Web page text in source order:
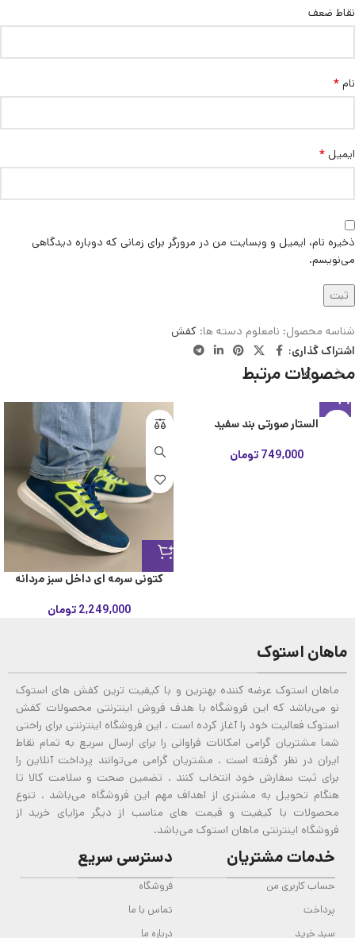
نقاط ضعف
نام *
ایمیل *
ذخیره نام، ایمیل و وبسایت من در مرورگر برای زمانی که دوباره دیدگاهی
می‌نویسم.
شناسه محصول: نامعلوم دسته ها: کفش
اشتراک گذاری:
محصولات مرتبط
الستار صورتی بند سفید
749,000 تومان
کتونی سرمه ای داخل سبز مردانه
2,249,000 تومان
ماهان استوک
ماهان استوک عرضه کننده بهترین و با کیفیت ترین کفش های استوک
نو می‌باشد که این فروشگاه با هدف فروش اینترنتی محصولات کفش
استوک فعالیت خود را آغاز کرده است . این فروشگاه اینترنتی برای راحتی
شما مشتریان گرامی امکانات فراوانی را برای ارسال سریع به تمام نقاط
ایران در نظر گرفته است . مشتریان گرامی می‌توانند پرداخت آنلاین را
برای ثبت سفارش خود انتخاب کنند . تضمین صحت و سلامت کالا تا
هنگام تحویل به مشتری از اهداف مهم این فروشگاه می‌باشد . تنوع
محصولات با کیفیت و قیمت های مناسب از دیگر مزایای خرید از
فروشگاه اینترنتی ماهان استوک می‌باشد.
خدمات مشتریان
حساب کاربری من
پرداخت
سبد خرید
دسترسی سریع
فروشگاه
تماس با ما
درباره ما